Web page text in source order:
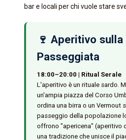
bar e locali per chi vuole stare
🍷 Aperitivo sulla
Passeggiata
18:00–20:00 | Ritual Serale
L'aperitivo è un rituale sardo.
un'ampia piazza del Corso
ordina una birra o un Vermout
passeggio della popolazione
offrono "apericena" (aperitivo
una tradizione che unisce il